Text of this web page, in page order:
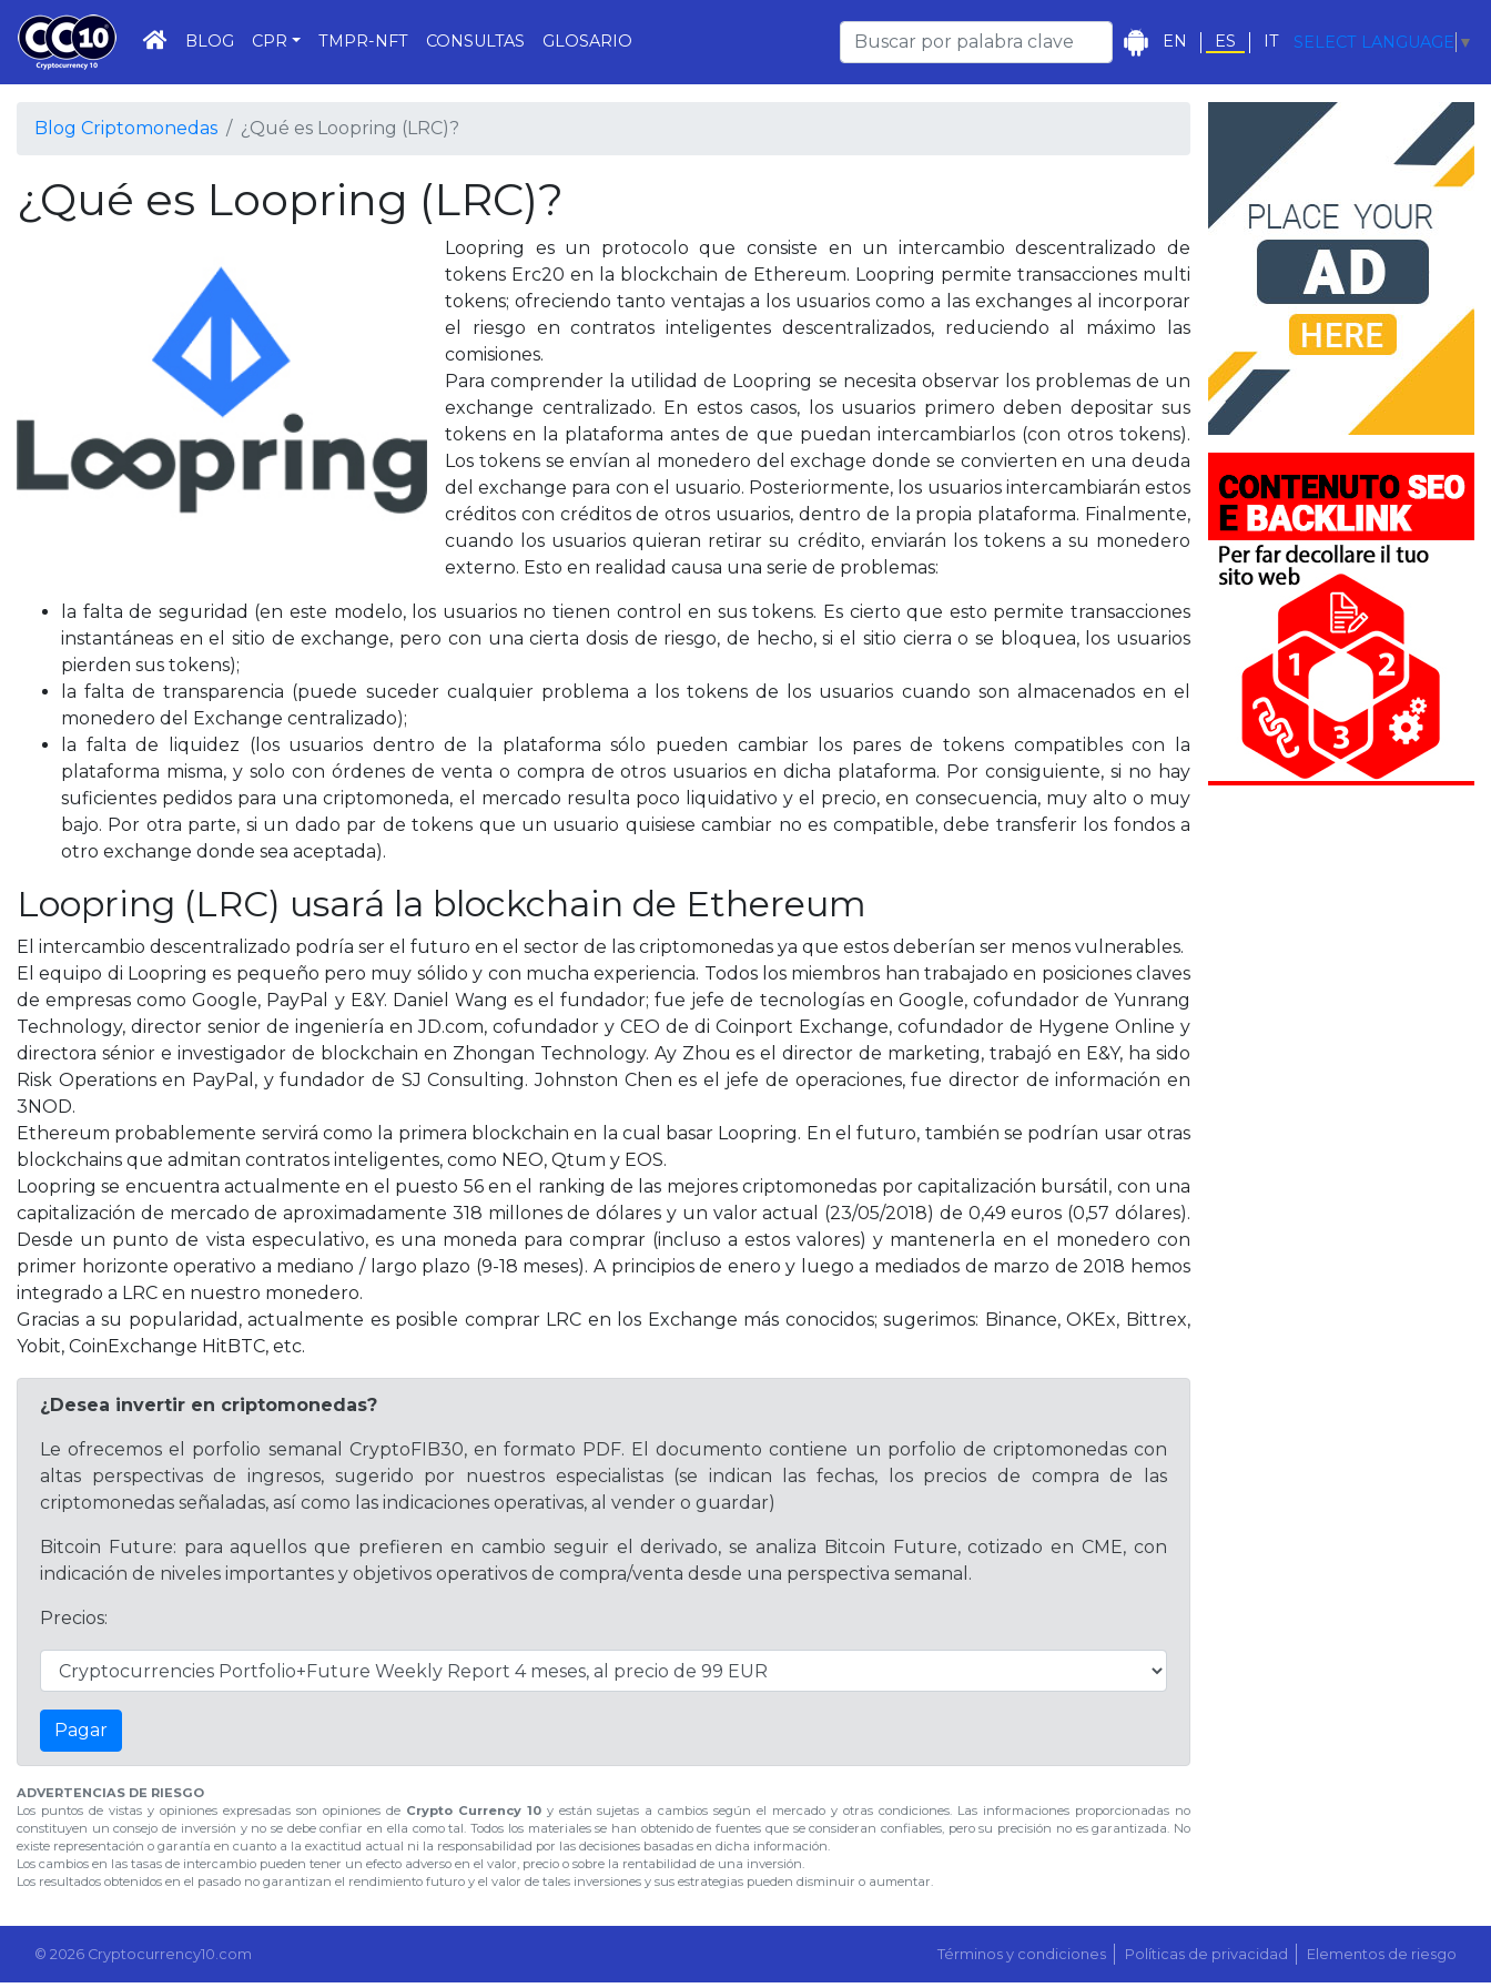
INICIO
BLOG CPR TMPR-NFT CONSULTAS GLOSARIO EN ES IT SELECT LANGUAGE ▼
Blog Criptomonedas ¿Qué es Loopring (LRC)?
¿Qué es Loopring (LRC)?
Loopring es un protocolo que consiste en un intercambio descentralizado de
tokens Erc20 en la blockchain de Ethereum. Loopring permite transacciones multi
tokens; ofreciendo tanto ventajas a los usuarios como a las exchanges al incorporar
el riesgo en contratos inteligentes descentralizados, reduciendo al máximo las
comisiones.
Para comprender la utilidad de Loopring se necesita observar los problemas de un
exchange centralizado. En estos casos, los usuarios primero deben depositar sus
tokens en la plataforma antes de que puedan intercambiarlos (con otros tokens).
Los tokens se envían al monedero del exchage donde se convierten en una deuda
del exchange para con el usuario. Posteriormente, los usuarios intercambiarán estos
créditos con créditos de otros usuarios, dentro de la propia plataforma. Finalmente,
cuando los usuarios quieran retirar su crédito, enviarán los tokens a su monedero
externo. Esto en realidad causa una serie de problemas:
la falta de seguridad (en este modelo, los usuarios no tienen control en sus tokens. Es cierto que esto permite transacciones
instantáneas en el sitio de exchange, pero con una cierta dosis de riesgo, de hecho, si el sitio cierra o se bloquea, los usuarios
pierden sus tokens);
la falta de transparencia (puede suceder cualquier problema a los tokens de los usuarios cuando son almacenados en el
monedero del Exchange centralizado);
la falta de liquidez (los usuarios dentro de la plataforma sólo pueden cambiar los pares de tokens compatibles con la
plataforma misma, y solo con órdenes de venta o compra de otros usuarios en dicha plataforma. Por consiguiente, si no hay
suficientes pedidos para una criptomoneda, el mercado resulta poco liquidativo y el precio, en consecuencia, muy alto o muy
bajo. Por otra parte, si un dado par de tokens que un usuario quisiese cambiar no es compatible, debe transferir los fondos a
otro exchange donde sea aceptada).
Loopring (LRC) usará la blockchain de Ethereum
El intercambio descentralizado podría ser el futuro en el sector de las criptomonedas ya que estos deberían ser menos vulnerables.
El equipo di Loopring es pequeño pero muy sólido y con mucha experiencia. Todos los miembros han trabajado en posiciones claves
de empresas como Google, PayPal y E&Y. Daniel Wang es el fundador; fue jefe de tecnologías en Google, cofundador de Yunrang
Technology, director senior de ingeniería en JD.com, cofundador y CEO de di Coinport Exchange, cofundador de Hygene Online y
directora sénior e investigador de blockchain en Zhongan Technology. Ay Zhou es el director de marketing, trabajó en E&Y, ha sido
Risk Operations en PayPal, y fundador de SJ Consulting. Johnston Chen es el jefe de operaciones, fue director de información en
3NOD.
Ethereum probablemente servirá como la primera blockchain en la cual basar Loopring. En el futuro, también se podrían usar otras
blockchains que admitan contratos inteligentes, como NEO, Qtum y EOS.
Loopring se encuentra actualmente en el puesto 56 en el ranking de las mejores criptomonedas por capitalización bursátil, con una
capitalización de mercado de aproximadamente 318 millones de dólares y un valor actual (23/05/2018) de 0,49 euros (0,57 dólares).
Desde un punto de vista especulativo, es una moneda para comprar (incluso a estos valores) y mantenerla en el monedero con
primer horizonte operativo a mediano / largo plazo (9-18 meses). A principios de enero y luego a mediados de marzo de 2018 hemos
integrado a LRC en nuestro monedero.
Gracias a su popularidad, actualmente es posible comprar LRC en los Exchange más conocidos; sugerimos: Binance, OKEx, Bittrex,
Yobit, CoinExchange HitBTC, etc.
¿Desea invertir en criptomonedas?
Le ofrecemos el porfolio semanal CryptoFIB30, en formato PDF. El documento contiene un porfolio de criptomonedas con
altas perspectivas de ingresos, sugerido por nuestros especialistas (se indican las fechas, los precios de compra de las
criptomonedas señaladas, así como las indicaciones operativas, al vender o guardar)
Bitcoin Future: para aquellos que prefieren en cambio seguir el derivado, se analiza Bitcoin Future, cotizado en CME, con
indicación de niveles importantes y objetivos operativos de compra/venta desde una perspectiva semanal.
Precios:
Pagar
ADVERTENCIAS DE RIESGO
Los puntos de vistas y opiniones expresadas son opiniones de Crypto Currency 10y están sujetas a cambios según el mercado y otras condiciones. Las informaciones proporcionadas no
constituyen un consejo de inversión y no se debe confiar en ella como tal. Todos los materiales se han obtenido de fuentes que se consideran confiables, pero su precisión no es garantizada. No
existe representación o garantía en cuanto a la exactitud actual ni la responsabilidad por las decisiones basadas en dicha información.
Los cambios en las tasas de intercambio pueden tener un efecto adverso en el valor, precio o sobre la rentabilidad de una inversión.
Los resultados obtenidos en el pasado no garantizan el rendimiento futuro y el valor de tales inversiones y sus estrategias pueden disminuir o aumentar.
© 2026 Cryptocurrency10.com Términos y condiciones Políticas de privacidad Elementos de riesgo